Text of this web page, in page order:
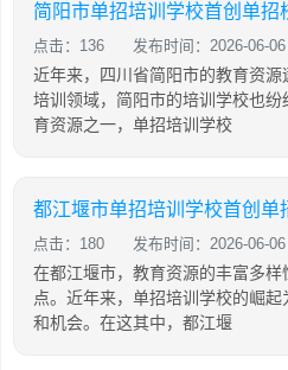
简阳市单招培训学校首创单招
点击：136 发布时间：2026-06-06
近年来，四川省简阳市的教育资
培训领域，简阳市的培训学校也
育资源之一，单招培训学校
都江堰市单招培训学校首创单
点击：180 发布时间：2026-06-06
在都江堰市，教育资源的丰富多
点。近年来，单招培训学校的崛
和机会。在这其中，都江堰